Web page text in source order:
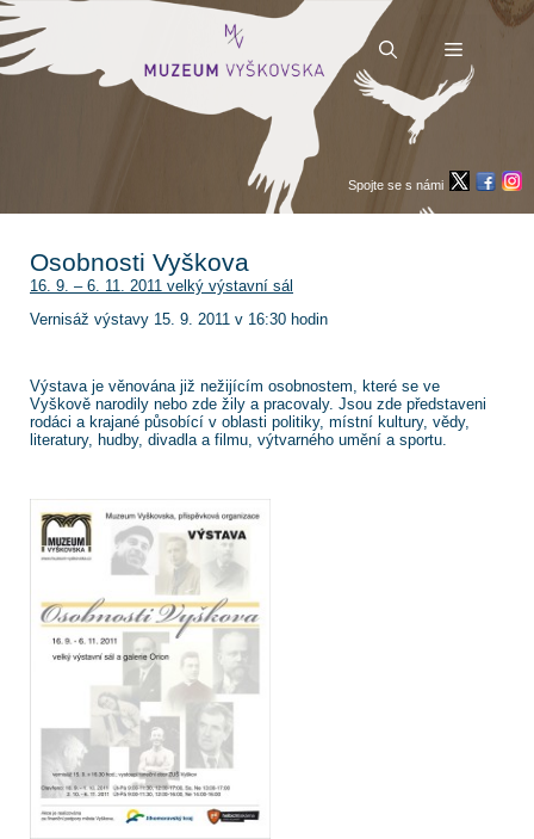
Přeskočit
na
obsah
Menu
Spojte se s námi
Osobnosti Vyškova
16. 9. – 6. 11. 2011 velký výstavní sál
Vernisáž výstavy 15. 9. 2011 v 16:30 hodin
Výstava je věnována již nežijícím osobnostem, které se ve
Vyškově narodily nebo zde žily a pracovaly. Jsou zde představeni
rodáci a krajané působící v oblasti politiky, místní kultury, vědy,
literatury, hudby, divadla a filmu, výtvarného umění a sportu.